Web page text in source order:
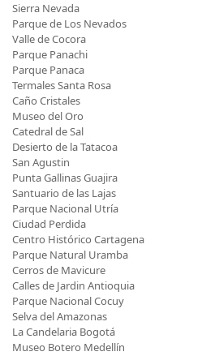
Sierra Nevada
Parque de Los Nevados
Valle de Cocora
Parque Panachi
Parque Panaca
Termales Santa Rosa
Caño Cristales
Museo del Oro
Catedral de Sal
Desierto de la Tatacoa
San Agustin
Punta Gallinas Guajira
Santuario de las Lajas
Parque Nacional Utría
Ciudad Perdida
Centro Histórico Cartagena
Parque Natural Uramba
Cerros de Mavicure
Calles de Jardin Antioquia
Parque Nacional Cocuy
Selva del Amazonas
La Candelaria Bogotá
Museo Botero Medellín